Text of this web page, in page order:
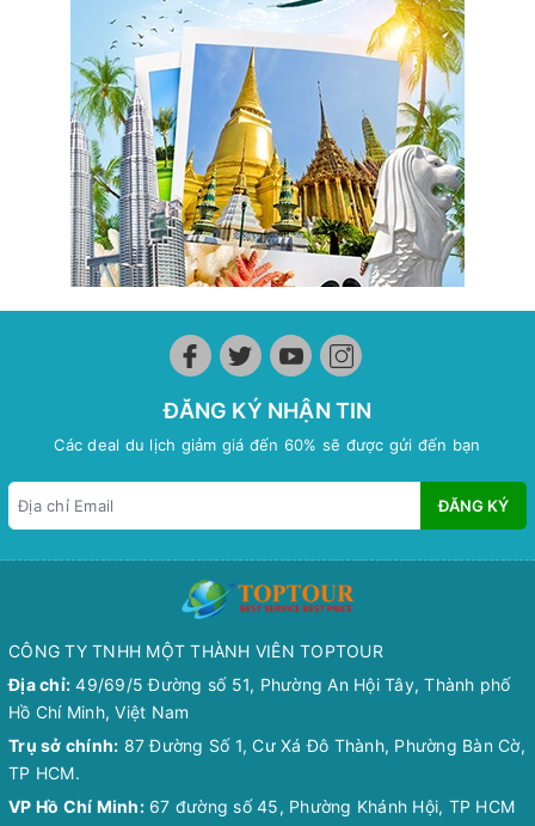
ĐĂNG KÝ NHẬN TIN
Các deal du lịch giảm giá đến 60% sẽ được gửi đến bạn
ĐĂNG KÝ
CÔNG TY TNHH MỘT THÀNH VIÊN TOPTOUR
Địa chỉ: 49/69/5 Đường số 51, Phường An Hội Tây, Thành phố
Hồ Chí Minh, Việt Nam
Trụ sở chính: 87 Đường Số 1, Cư Xá Đô Thành, Phường Bàn Cờ,
TP HCM.
VP Hồ Chí Minh: 67 đường số 45, Phường Khánh Hội, TP HCM